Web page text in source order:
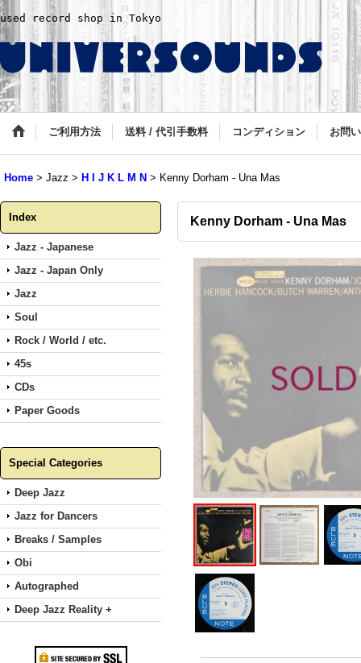
used record shop in Tokyo
ご利用方法 送料 / 代引手数料 コンディション お問
Home > Jazz > H I J K L M N > Kenny Dorham - Una Mas
Index
Jazz - Japanese
Jazz - Japan Only
Jazz
Soul
Rock / World / etc.
45s
CDs
Paper Goods
Special Categories
Deep Jazz
Jazz for Dancers
Breaks / Samples
Obi
Autographed
Deep Jazz Reality +
Kenny Dorham - Una Mas